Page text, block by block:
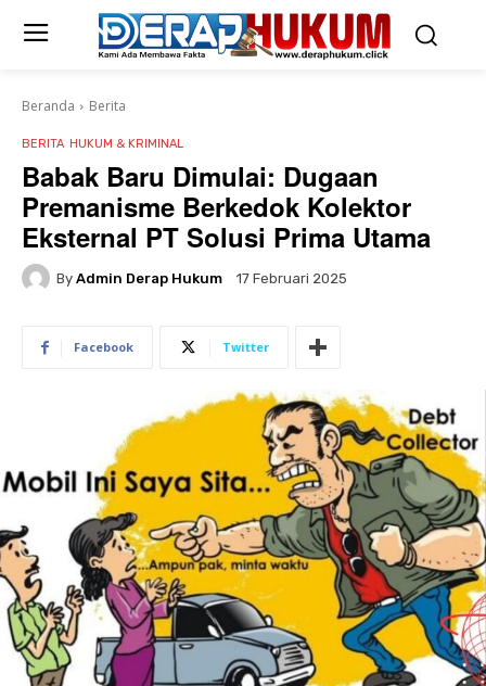
Beranda Berita
BERITA HUKUM & KRIMINAL
Babak Baru Dimulai: Dugaan
Premanisme Berkedok Kolektor
Eksternal PT Solusi Prima Utama
By Admin Derap Hukum 17 Februari 2025
Facebook Twitter